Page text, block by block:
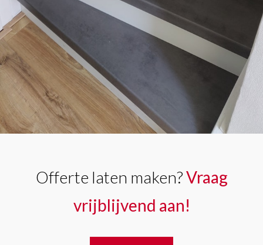
Offerte laten maken?Vraag
vrijblijvend aan!